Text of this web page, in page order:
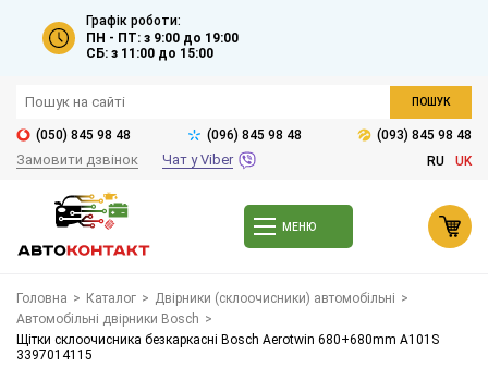
Графік роботи:
ПН - ПТ: з 9:00 до 19:00
СБ: з 11:00 до 15:00
ПОШУК
(050) 845 98 48 (096) 845 98 48 (093) 845 98 48
Замовити дзвінок Чат у Viber RU UK
МЕНЮ
Головна > Каталог > Двірники (склоочисники) автомобільні >
Автомобільні двірники Bosch >
Щітки склоочисника безкаркасні Bosch Aerotwin 680+680mm A101S
3397014115